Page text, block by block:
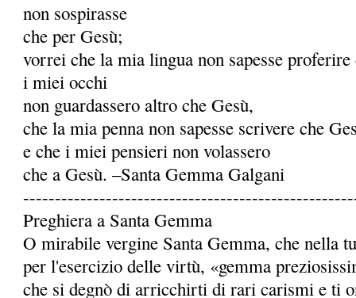
non sospirasse
che per Gesù;
vorrei che la mia lingua non sapesse
i miei occhi
non guardassero altro che Gesù,
che la mia penna non sapesse scrivere che
e che i miei pensieri non volassero
che a Gesù. –Santa Gemma Galgani
Preghiera a Santa Gemma
O mirabile vergine Santa Gemma, che nella
per l'esercizio delle virtù, «gemma
che si degnò di arricchirti di rari carismi e ti